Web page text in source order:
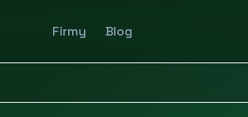
Firmy Blog